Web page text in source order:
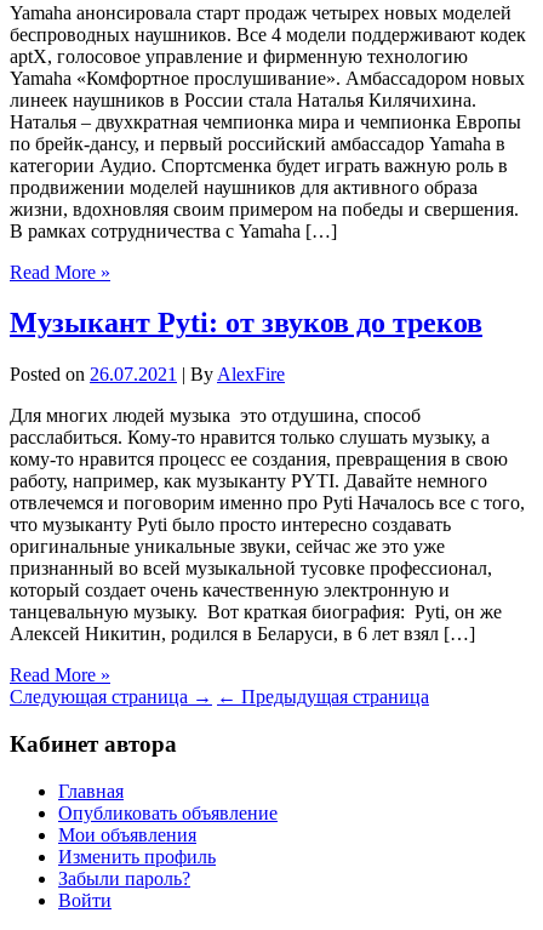
Yamaha анонсировала старт продаж четырех новых моделей
беспроводных наушников. Все 4 модели поддерживают кодек
aptX, голосовое управление и фирменную технологию
Yamaha «Комфортное прослушивание». Амбассадором новых
линеек наушников в России стала Наталья Килячихина.
Наталья – двухкратная чемпионка мира и чемпионка Европы
по брейк-дансу, и первый российский амбассадор Yamaha в
категории Аудио. Спортсменка будет играть важную роль в
продвижении моделей наушников для активного образа
жизни, вдохновляя своим примером на победы и свершения.
В рамках сотрудничества с Yamaha […]
Read More »
Музыкант Pyti: от звуков до треков
Posted on 26.07.2021 | By AlexFire
Для многих людей музыка это отдушина, способ
расслабиться. Кому-то нравится только слушать музыку, а
кому-то нравится процесс ее создания, превращения в свою
работу, например, как музыканту PYTI. Давайте немного
отвлечемся и поговорим именно про Pyti Началось все с того,
что музыканту Pyti было просто интересно создавать
оригинальные уникальные звуки, сейчас же это уже
признанный во всей музыкальной тусовке профессионал,
который создает очень качественную электронную и
танцевальную музыку. Вот краткая биография: Pyti, он же
Алексей Никитин, родился в Беларуси, в 6 лет взял […]
Read More »
Следующая страница → ← Предыдущая страница
Кабинет автора
Главная
Опубликовать объявление
Мои объявления
Изменить профиль
Забыли пароль?
Войти